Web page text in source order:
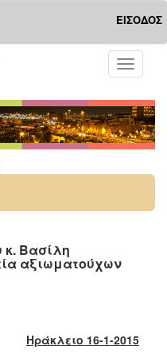
ΕΙΣΟΔΟΣ
Toggle
Βασίλη
αξιωματούχων
Ηράκλειο 16-1-2015